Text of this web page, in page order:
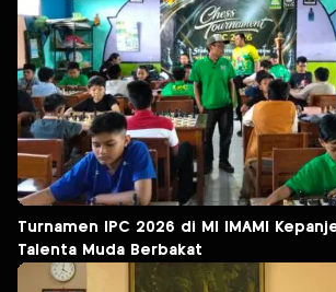
Turnamen IPC 2026 di MI IMAMI
Talenta Muda Berbakat